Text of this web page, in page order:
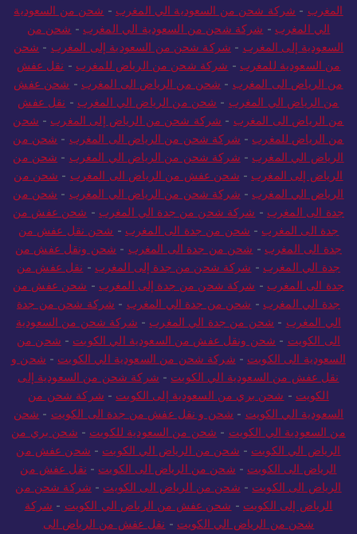
المغرب - شركة شحن من السعودية الي المغرب - شحن من السعودية
الي المغرب - شركة شحن من السعودية الي المغرب - شحن من
السعودية إلى المغرب - شركة شحن من السعودية إلى المغرب - شحن
من السعودية للمغرب - شركة شحن من الرياض للمغرب - نقل عفش
من الرياض الى المغرب - شحن من الرياض الى المغرب - شحن عفش
من الرياض الي المغرب - شحن من الرياض الي المغرب - نقل عفش
من الرياض الى المغرب - شركة شحن من الرياض إلى المغرب - شحن
من الرياض للمغرب - شركة شحن من الرياض الى المغرب - شحن من
الرياض الي المغرب - شركة شحن من الرياض الي المغرب - شحن من
الرياض إلى المغرب - شحن عفش من الرياض الى المغرب - شحن من
الرياض الي المغرب - شركة شحن من الرياض الي المغرب - شحن من
جدة الى المغرب - شركة شحن من جدة الي المغرب - شحن عفش من
جدة الى المغرب - شحن من جدة الى المغرب - شحن نقل عفش من
جدة الى المغرب - شحن من جدة الى المغرب - شحن ونقل عفش من
جدة الي المغرب - شركة شحن من جدة إلى المغرب - نقل عفش من
جدة الى المغرب - شركة شحن من جدة إلى المغرب - شحن عفش من
جدة الي المغرب - شحن من جدة الي المغرب - شركة شحن من جدة
الي المغرب - شحن من جدة الي المغرب - شركة شحن من السعودية
الى الكويت - شحن ونقل عفش من السعودية الي الكويت - شحن من
السعودية الى الكويت - شركة شحن من السعودية الي الكويت - شحن و
نقل عفش من السعودية الي الكويت - شركة شحن من السعودية إلى
الكويت - شحن بري من السعودية إلى الكويت - شركة شحن من
السعودية الي الكويت - شحن و نقل عفش من جدة الى الكويت - شحن
من السعودية الي الكويت - شحن من السعودية للكويت - شحن بري من
الرياض الي الكويت - شحن من الرياض الي الكويت - شحن عفش من
الرياض الى الكويت - شحن من الرياض الى الكويت - نقل عفش من
الرياض الى الكويت - شحن من الرياض الى الكويت - شركة شحن من
الرياض إلى الكويت - شحن عفش من الرياض الي الكويت - شركة
شحن من الرياض الي الكويت - نقل عفش من الرياض الى